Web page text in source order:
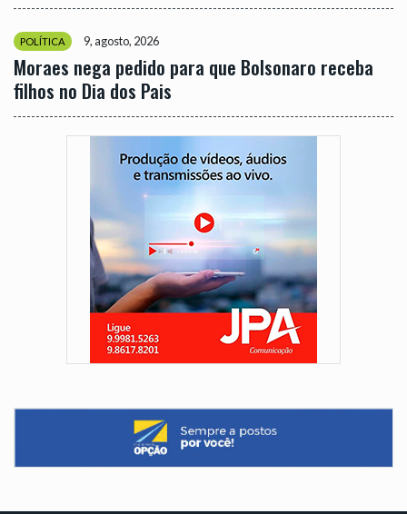
POLÍTICA 9, agosto, 2026
Moraes nega pedido para que Bolsonaro receba
filhos no Dia dos Pais